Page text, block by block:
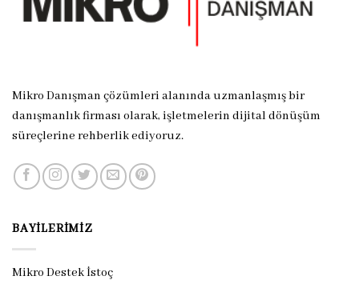
Mikro Danışman çözümleri alanında uzmanlaşmış bir
danışmanlık firması olarak, işletmelerin dijital dönüşüm
süreçlerine rehberlik ediyoruz.
BAYILERIMIZ
Mikro Destek İstoç